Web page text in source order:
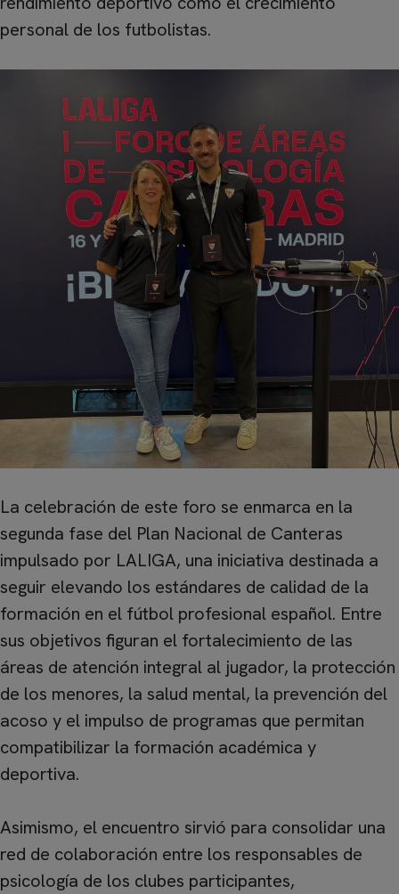
personal de los futbolistas.
La celebración de este foro se enmarca en la
segunda fase del Plan Nacional de Canteras
impulsado por LALIGA, una iniciativa destinada a
seguir elevando los estándares de calidad de la
formación en el fútbol profesional español. Entre
sus objetivos figuran el fortalecimiento de las
áreas de atención integral al jugador, la protección
de los menores, la salud mental, la prevención del
acoso y el impulso de programas que permitan
compatibilizar la formación académica y
deportiva.
Asimismo, el encuentro sirvió para consolidar una
red de colaboración entre los responsables de
psicología de los clubes participantes,